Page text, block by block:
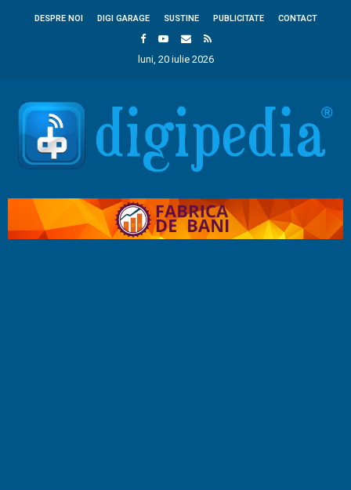
DESPRE NOI DIGI GARAGE SUSTINE PUBLICITATE CONTACT
luni, 20 iulie 2026